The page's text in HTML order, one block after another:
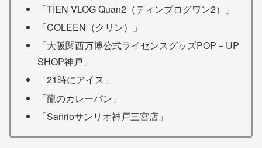
「TIEN VLOG Quan2（ティンブログワン2）」
「COLEEN（クリン）」
「大阪関西万博公式ライセンスグッズPOP－UP
SHOP神戸」
「21時にアイス」
「龍のカレーパン」
「Sanrioサンリオ神戸三宮店」